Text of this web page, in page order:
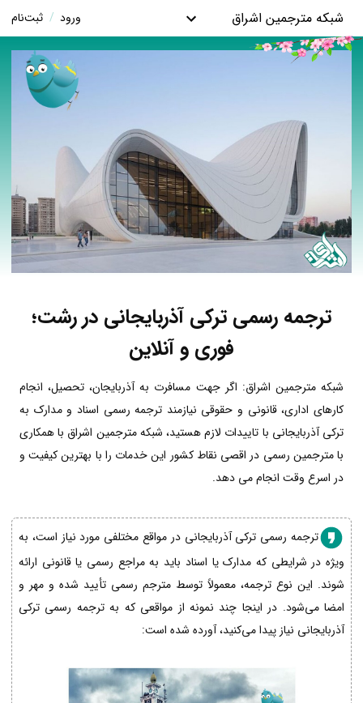
شبکه مترجمین اشراق ورود / ثبت‌نام
ترجمه رسمی ترکی آذربایجانی در رشت؛
فوری و آنلاین
شبکه مترجمین اشراق: اگر جهت مسافرت به آذربایجان، تحصیل، انجام
کارهای اداری، قانونی و حقوقی نیازمند ترجمه رسمی اسناد و مدارک به
ترکی آذربایجانی با تاییدات لازم هستید، شبکه مترجمین اشراق با همکاری
با مترجمین رسمی در اقصی نقاط کشور این خدمات را با بهترین کیفیت و
در اسرع وقت انجام می دهد.
ترجمه رسمی ترکی آذربایجانی در مواقع مختلفی مورد نیاز است، به
ویژه در شرایطی که مدارک یا اسناد باید به مراجع رسمی یا قانونی ارائه
شوند. این نوع ترجمه، معمولاً توسط مترجم رسمی تأیید شده و مهر و
امضا می‌شود. در اینجا چند نمونه از مواقعی که به ترجمه رسمی ترکی
آذربایجانی نیاز پیدا می‌کنید، آورده شده است: